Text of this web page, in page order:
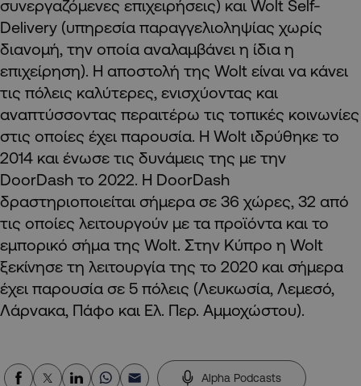
συνεργαζόμενες επιχειρήσεις) και Wolt Self-
Delivery (υπηρεσία παραγγελιοληψίας χωρίς
διανομή, την οποία αναλαμβάνει η ίδια η
επιχείρηση). Η αποστολή της Wolt είναι να κάνει
τις πόλεις καλύτερες, ενισχύοντας και
αναπτύσσοντας περαιτέρω τις τοπικές κοινωνίες
στις οποίες έχει παρουσία. Η Wolt ιδρύθηκε το
2014 και ένωσε τις δυνάμεις της με την
DoorDash το 2022. Η DoorDash
δραστηριοποιείται σήμερα σε 36 χώρες, 32 από
τις οποίες λειτουργούν με τα προϊόντα και το
εμπορικό σήμα της Wolt. Στην Κύπρο η Wolt
ξεκίνησε τη λειτουργία της το 2020 και σήμερα
έχει παρουσία σε 5 πόλεις (Λευκωσία, Λεμεσό,
Λάρνακα, Πάφο και Ελ. Περ. Αμμοχώστου).
Alpha Podcasts